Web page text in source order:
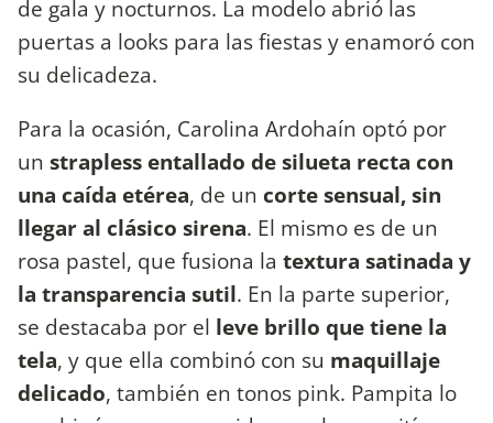
de gala y nocturnos. La modelo abrió las
puertas a looks para las fiestas y enamoró con
su delicadeza.
Para la ocasión, Carolina Ardohaín optó por
un strapless entallado de silueta recta con
una caída etérea, de un corte sensual, sin
llegar al clásico sirena. El mismo es de un
rosa pastel, que fusiona la textura satinada y
la transparencia sutil. En la parte superior,
se destacaba por el leve brillo que tiene la
tela, y que ella combinó con su maquillaje
delicado, también en tonos pink. Pampita lo